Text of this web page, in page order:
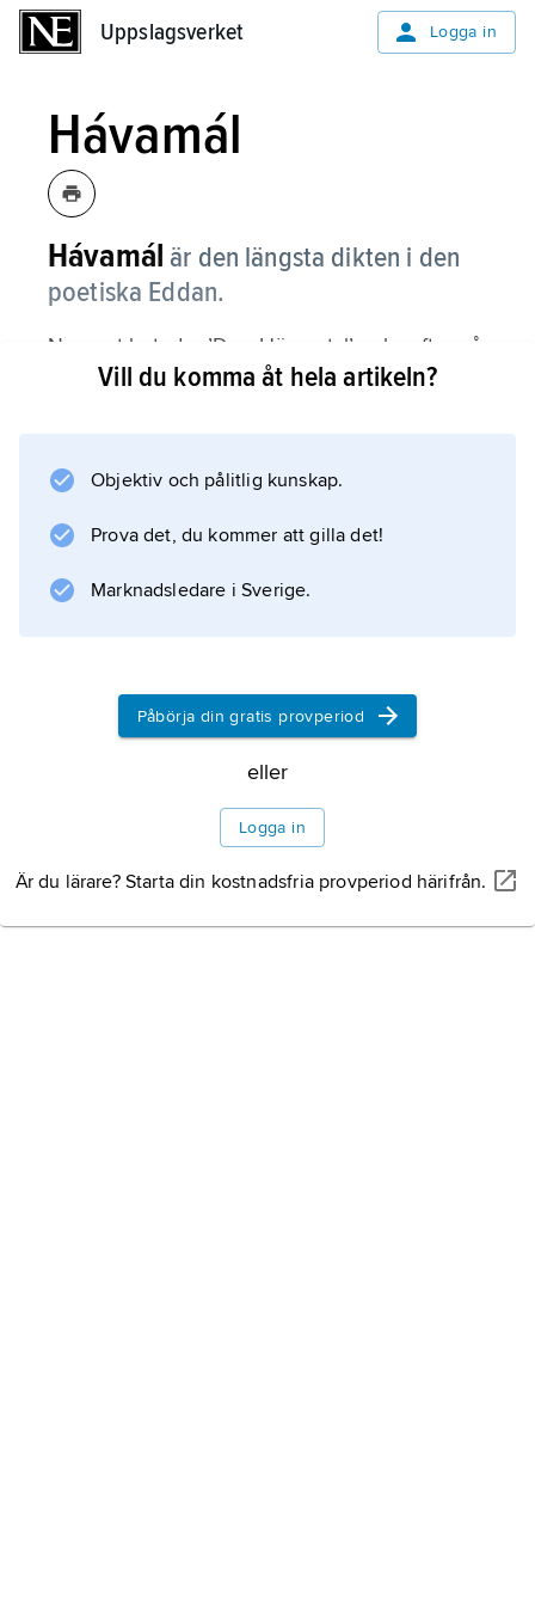
Uppslagsverket Logga in
Hávamál
Hávamál är den längsta dikten i den
poetiska Eddan.
Namnet betyder ’Den Höges tal’ och syftar på
Oden, den högsta guden i fornnordisk
hänger i ett träd, sårad av spjut, offrad åt sig
Vill du komma åt hela artikeln?
Objektiv och pålitlig kunskap.
Prova det, du kommer att gilla det!
Marknadsledare i Sverige.
Påbörja din gratis provperiod
eller
Logga in
Är du lärare? Starta din kostnadsfria provperiod härifrån.